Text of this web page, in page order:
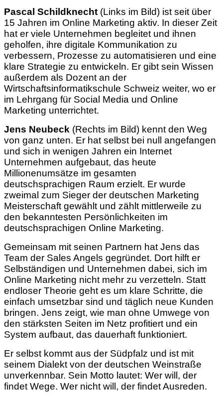
Pascal Schildknecht (Links im Bild) ist seit über
15 Jahren im Online Marketing aktiv. In dieser Zeit
hat er viele Unternehmen begleitet und ihnen
geholfen, ihre digitale Kommunikation zu
verbessern, Prozesse zu automatisieren und eine
klare Strategie zu entwickeln. Er gibt sein Wissen
außerdem als Dozent an der
Wirtschaftsinformatikschule Schweiz weiter, wo er
im Lehrgang für Social Media und Online
Marketing unterrichtet.
Jens Neubeck (Rechts im Bild) kennt den Weg
von ganz unten. Er hat selbst bei null angefangen
und sich in wenigen Jahren ein Internet
Unternehmen aufgebaut, das heute
Millionenumsätze im gesamten
deutschsprachigen Raum erzielt. Er wurde
zweimal zum Sieger der deutschen Marketing
Meisterschaft gewählt und zählt mittlerweile zu
den bekanntesten Persönlichkeiten im
deutschsprachigen Online Marketing.
Gemeinsam mit seinen Partnern hat Jens das
Team der Sales Angels gegründet. Dort hilft er
Selbständigen und Unternehmen dabei, sich im
Online Marketing nicht mehr zu verzetteln. Statt
endloser Theorie geht es um klare Schritte, die
einfach umsetzbar sind und täglich neue Kunden
bringen. Jens zeigt, wie man ohne Umwege von
den stärksten Seiten im Netz profitiert und ein
System aufbaut, das dauerhaft funktioniert.
Er selbst kommt aus der Südpfalz und ist mit
seinem Dialekt von der deutschen Weinstraße
unverkennbar. Sein Motto lautet: Wer will, der
findet Wege. Wer nicht will, der findet Ausreden.